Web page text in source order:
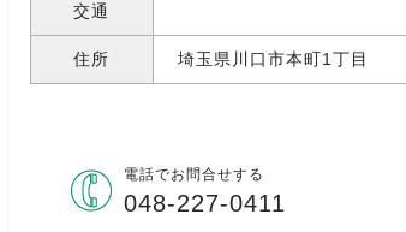
交通
住所 埼玉県川口市本町1丁目
電話でお問合せする
048-227-0411